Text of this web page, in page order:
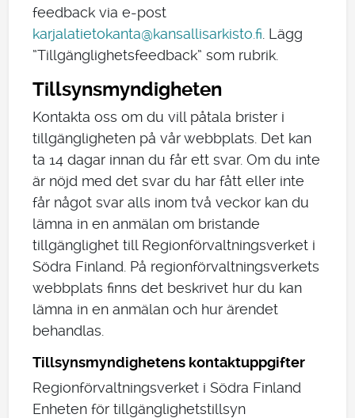
feedback via e-post
karjalatietokanta@kansallisarkisto.fi . Lägg
”Tillgänglighetsfeedback” som rubrik.
Tillsynsmyndigheten
Kontakta oss om du vill påtala brister i
tillgängligheten på vår webbplats. Det kan
ta 14 dagar innan du får ett svar. Om du inte
är nöjd med det svar du har fått eller inte
får något svar alls inom två veckor kan du
lämna in en anmälan om bristande
tillgänglighet till Regionförvaltningsverket i
Södra Finland. På regionförvaltningsverkets
webbplats finns det beskrivet hur du kan
lämna in en anmälan och hur ärendet
behandlas.
Tillsynsmyndighetens kontaktuppgifter
Regionförvaltningsverket i Södra Finland
Enheten för tillgänglighetstillsyn